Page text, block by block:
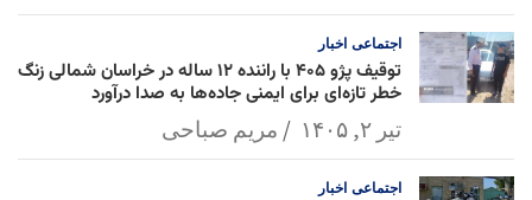
اجتماعی اخبار
توقیف پژو ۴۰۵ با راننده ۱۲ ساله در خراسان شمالی زنگ
خطر تازه‌ای برای ایمنی جاده‌ها به صدا درآورد
تیر ۲, ۱۴۰۵ مریم صباحی
اجتماعی اخبار